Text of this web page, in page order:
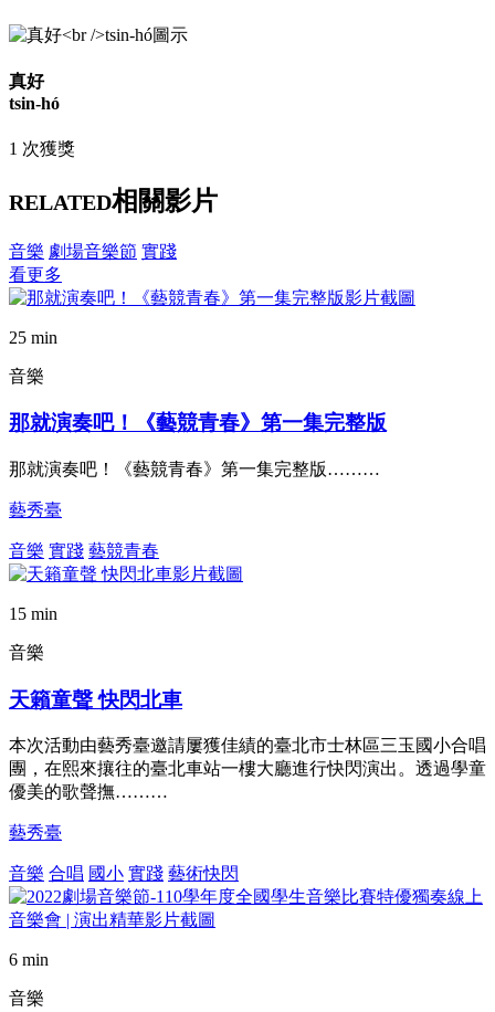
真好
tsin-hó
1 次獲獎
RELATED相關影片
音樂 劇場音樂節 實踐
看更多
25 min
音樂
那就演奏吧！《藝競青春》第一集完整版
那就演奏吧！《藝競青春》第一集完整版………
藝秀臺
音樂 實踐 藝競青春
15 min
音樂
天籟童聲 快閃北車
本次活動由藝秀臺邀請屢獲佳績的臺北市士林區三玉國小合唱
團，在熙來攘往的臺北車站一樓大廳進行快閃演出。透過學童
優美的歌聲撫………
藝秀臺
音樂 合唱 國小 實踐 藝術快閃
6 min
音樂